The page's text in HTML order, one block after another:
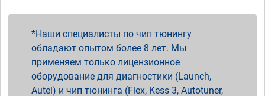
Наши специалисты по чип тюнингу
обладают опытом более 8 лет. Мы
применяем только лицензионное
оборудование для диагностики (Launch,
Autel) и чип тюнинга (Flex, Kess 3, Autotuner,